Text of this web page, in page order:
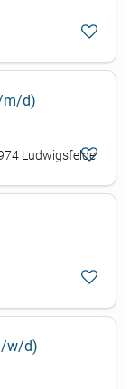
m/d)
Ludwigsfelde
w/d)